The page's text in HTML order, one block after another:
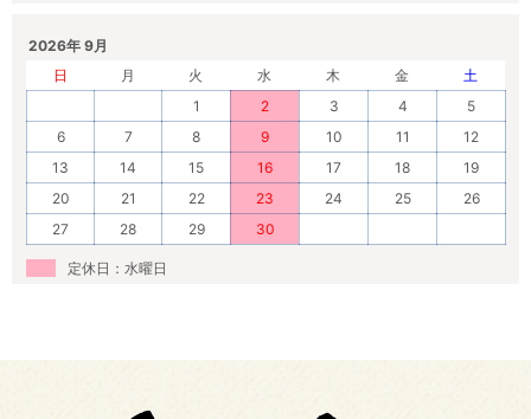
2026年 9月
日
月 火 水 木 金
土
1
2 3 4
5
6
7 8 9 10 11
12
13
14 15 16 17 18
19
20
21 22 23 24 25
26
27
28 29 30
定休日：水曜日